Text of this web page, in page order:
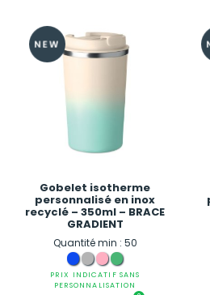
Gobelet isotherme
personnalisé en inox
recyclé – 350ml – BRACE
GRADIENT
Quantité min : 50
PRIX INDICATIF SANS
PERSONNALISATION